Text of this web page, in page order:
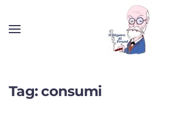
Tag:consumi